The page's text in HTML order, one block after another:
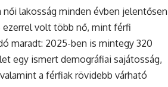
lakosság minden évben jelentősen
ezerrel volt több nő, mint férfi
maradt: 2025-ben is mintegy 320
egy ismert demográfiai sajátosság,
a férfiak rövidebb várható